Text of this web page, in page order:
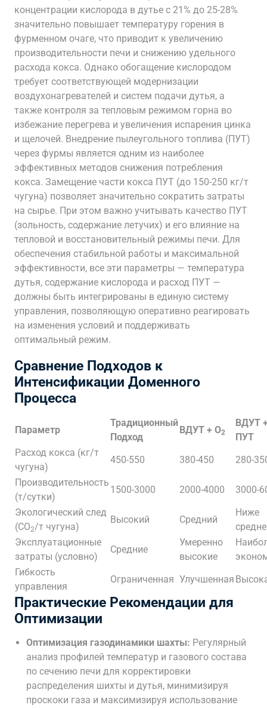
концентрации кислорода в дутье с 21% до 25-28%
значительно повышает температуру горения в
фурменном очаге, что приводит к увеличению
производительности печи и снижению удельного
расхода кокса. Однако обогащение кислородом
требует соответствующей модернизации
воздухонагревателей и систем подачи дутья, а
также контроля за тепловым режимом горна во
избежание перегрева и увеличения испарения цинка
и щелочей. Внедрение пылеугольного топлива (ПУТ)
через фурмы является одним из наиболее
эффективных методов снижения потребления
кокса. Замещение части кокса ПУТ (до 150-250 кг/т
чугуна) позволяет значительно сократить затраты
на сырье. При этом важно учитывать качество ПУТ
(зольность, содержание летучих) и его влияние на
тепловой и восстановительный режимы печи. Для
обеспечения стабильной работы и максимальной
эффективности, все эти параметры — температура
дутья, содержание кислорода и расход ПУТ —
должны быть интегрированы в единую систему
управления, позволяющую оперативно реагировать
на изменения условий и поддерживать
оптимальный режим.
Сравнение Подходов к
Интенсификации Доменного
Процесса
Параметр
Традиционный
Подход
ВДУТ + O2
ВДУТ
ПУТ
Расход кокса (кг/т
чугуна)
450-550 380-450
280-
Производительность
(т/сутки)
1500-3000 2000-4000
3000-
Экологический след
(CO2/т чугуна)
Высокий Средний
Ниже
Эксплуатационные
затраты (условно)
Средние
Умеренно
высокие
Гибкость
управления
Ограниченная Улучшенная
Практические Рекомендации для
Оптимизации
Оптимизация газодинамики шахты: Регулярный
анализ профилей температур и газового состава
по сечению печи для корректировки
распределения шихты и дутья, минимизируя
проскоки газа и максимизируя использование